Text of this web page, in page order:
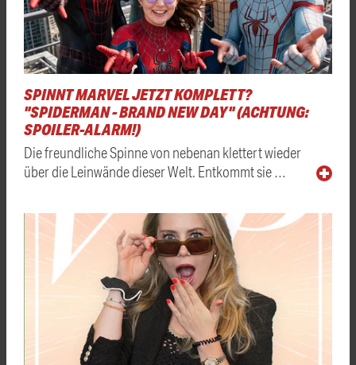
SPINNT MARVEL JETZT KOMPLETT?
"SPIDERMAN - BRAND NEW DAY" (ACHTUNG:
SPOILER-ALARM!)
Die freundliche Spinne von nebenan klettert wieder
über die Leinwände dieser Welt. Entkommt sie …